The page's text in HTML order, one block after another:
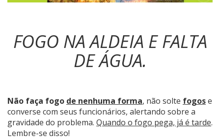
FOGO NA ALDEIA E FALTA
DE ÁGUA.
Não faça fogo de nenhuma forma, não solte fogose
converse com seus funcionários, alertando sobre a
gravidade do problema. Quando o fogo pega, já é tarde.
Lembre-se disso!